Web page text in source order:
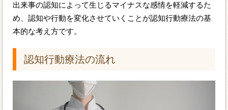
出来事の認知によって生じるマイナスな感情を軽減するた
め、認知や行動を変化させていくことが認知行動療法の基
本的な考え方です。
認知行動療法の流れ